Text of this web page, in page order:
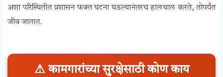
अशा परिस्थितीत प्रशासन फक्त घटना घडल्यानंतरच हालचाल करते, तोपर्यंत
जीव जातात.
⚠ कामगारांच्या सुरक्षेसाठी कोण काय